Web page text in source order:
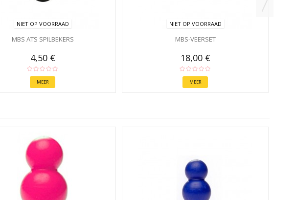
NIET OP VOORRAAD
MBS ATS SPILBEKERS
4,50 €
MEER
NIET OP VOORRAAD
MBS-VEERSET
18,00 €
MEER